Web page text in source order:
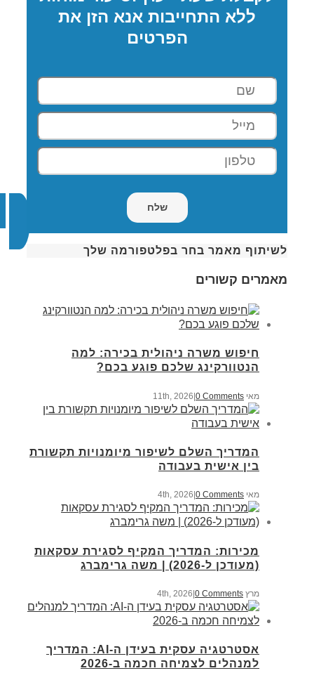
ללא התחייבות אנא הזן את
הפרטים
לשיתוף מאמר בחר בפלטפורמה שלך
מאמרים קשורים
חיפוש משרה ניהולית בכירה: למה
הנטוורקינג שלכם פוגע בכם?
מאי 11th, 2026 |0 Comments
המדריך השלם לשיפור מיומנויות תקשורת
בין אישית בעבודה
מאי 4th, 2026 0 Comments
מכירות: המדריך המקיף לסגירת עסקאות
(מעודכן ל-2026) | משה גרימברג
מרץ 4th, 2026 |0 Comments
אסטרטגיה עסקית בעידן ה-AI: המדריך
למנהלים לצמיחה חכמה ב-2026